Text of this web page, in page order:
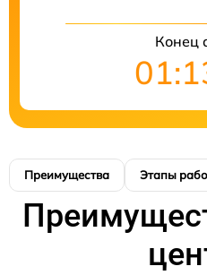
Конец
Преимущества Этапы